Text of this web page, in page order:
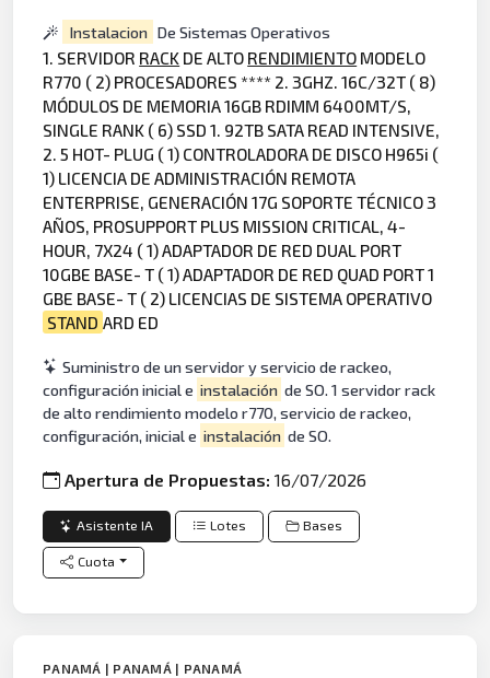
Instalacion De Sistemas Operativos
1. SERVIDOR RACK DE ALTO RENDIMIENTO MODELO
R770 ( 2) PROCESADORES **** 2. 3GHZ. 16C/32T ( 8)
MÓDULOS DE MEMORIA 16GB RDIMM 6400MT/S,
SINGLE RANK ( 6) SSD 1. 92TB SATA READ INTENSIVE,
2. 5 HOT- PLUG ( 1) CONTROLADORA DE DISCO H965i (
1) LICENCIA DE ADMINISTRACIÓN REMOTA
ENTERPRISE, GENERACIÓN 17G SOPORTE TÉCNICO 3
AÑOS, PROSUPPORT PLUS MISSION CRITICAL, 4-
HOUR, 7X24 ( 1) ADAPTADOR DE RED DUAL PORT
10GBE BASE- T ( 1) ADAPTADOR DE RED QUAD PORT 1
GBE BASE- T ( 2) LICENCIAS DE SISTEMA OPERATIVO
STAND ARD ED
Suministro de un servidor y servicio de rackeo,
configuración inicial e instalación de SO. 1 servidor rack
de alto rendimiento modelo r770, servicio de rackeo,
configuración, inicial e instalación de SO.
Apertura de Propuestas:16/07/2026
Asistente IA Lotes Bases
Cuota
PANAMÁ | PANAMÁ | PANAMÁ